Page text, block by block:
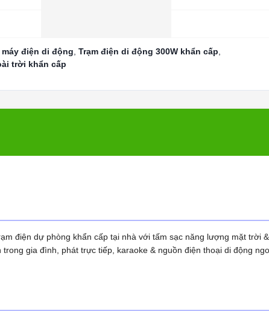
máy điện di động Trạm điện di động 300W khẩn cấp
trời khẩn cấp
điện dự phòng khẩn cấp tại nhà với tấm sạc năng lượng mặt trời
gia đình, phát trực tiếp, karaoke & nguồn điện thoại di động